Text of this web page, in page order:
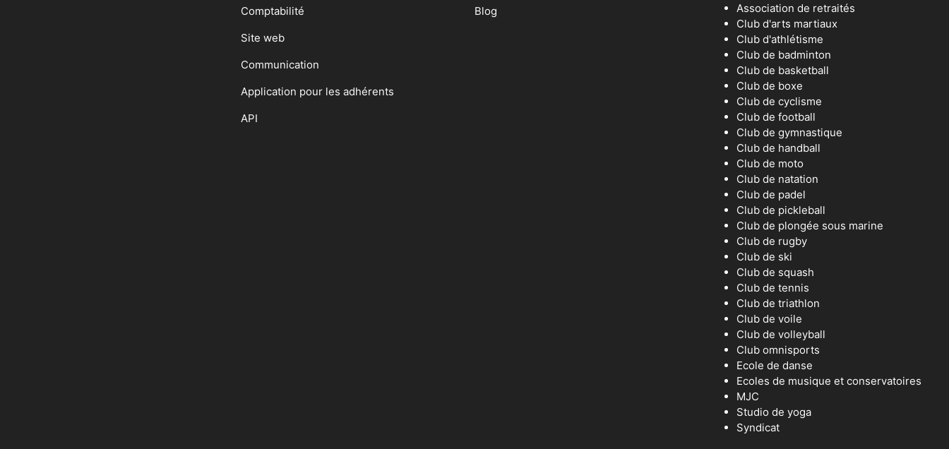
Comptabilité
Site web
Communication
Application pour les adhérents
API
Blog
Association de retraités
Club d'arts martiaux
Club d'athlétisme
Club de badminton
Club de basketball
Club de boxe
Club de cyclisme
Club de football
Club de gymnastique
Club de handball
Club de moto
Club de natation
Club de padel
Club de pickleball
Club de plongée sous marine
Club de rugby
Club de ski
Club de squash
Club de tennis
Club de triathlon
Club de voile
Club de volleyball
Club omnisports
Ecole de danse
Ecoles de musique et conservatoires
MJC
Studio de yoga
Syndicat